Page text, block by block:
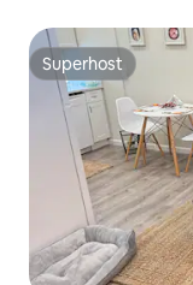
Superhost
Superhost